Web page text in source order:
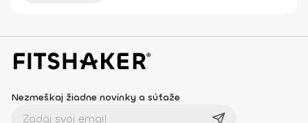
Nezmeškaj žiadne novinky a súťaže